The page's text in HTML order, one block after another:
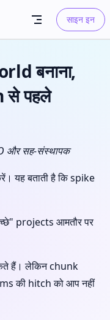
साइन इन
बनाना,
से पहले
और सह-संस्थापक
यह बताती है कि spike
projects आमतौर पर
हैं। लेकिन chunk
की hitch को आप नहीं